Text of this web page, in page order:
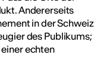
Andererseits
in der Schweiz
des Publikums;
echten